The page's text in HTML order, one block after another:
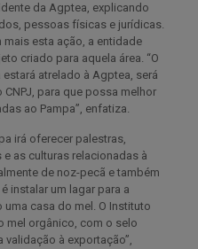
da Agptea, explicando
pessoas físicas e jurídicas.
esta ação, a entidade
criado para aquela área. “O
atrelado à Agptea, será
para que possa melhor
ao Pampa”, enfatiza.
irá oferecer palestras,
as culturas relacionadas à
de noz-pecã e também
instalar um lagar para a
casa do mel. O Instituto
mel orgânico, com o selo
validação à exportação”,